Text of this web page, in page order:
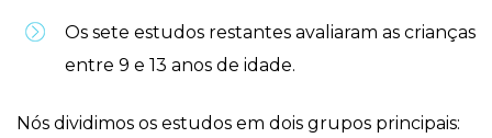
Os sete estudos restantes avaliaram as crianças
entre 9 e 13 anos de idade.
Nós dividimos os estudos em dois grupos principais: